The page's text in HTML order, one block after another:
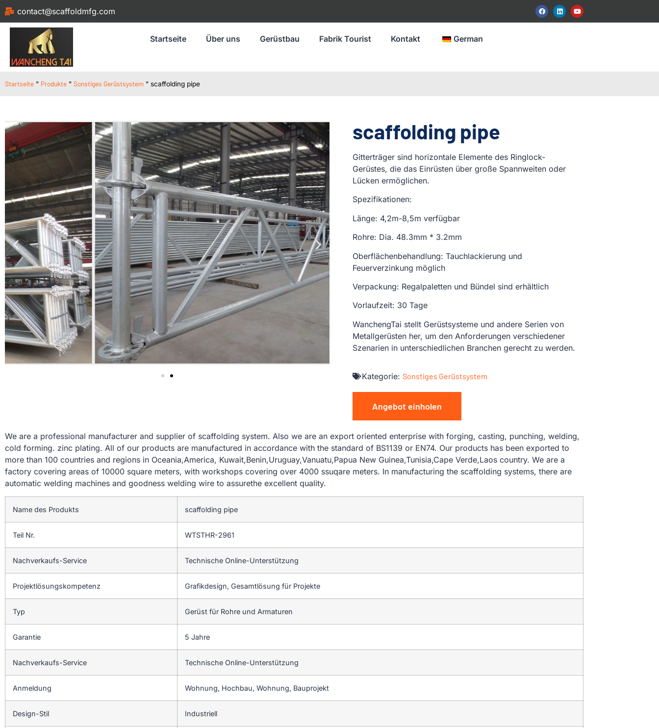
contact@scaffoldmfg.com
Startseite Über uns Gerüstbau Fabrik Tourist Kontakt German
Startseite " Produkte " Sonstiges Gerüstsystem " scaffolding pipe
scaffolding pipe
Gitterträger sind horizontale Elemente des Ringlock-
Gerüstes, die das Einrüsten über große Spannweiten oder
Lücken ermöglichen.
Spezifikationen:
Länge: 4,2m-8,5m verfügbar
Rohre: Dia. 48.3mm * 3.2mm
Oberflächenbehandlung: Tauchlackierung und
Feuerverzinkung möglich
Verpackung: Regalpaletten und Bündel sind erhältlich
Vorlaufzeit: 30 Tage
WanchengTai stellt Gerüstsysteme und andere Serien von
Metallgerüsten her, um den Anforderungen verschiedener
Szenarien in unterschiedlichen Branchen gerecht zu werden.
Kategorie: Sonstiges Gerüstsystem
Angebot einholen
We are a professional manufacturer and supplier of scaffolding system. Also we are an export oriented enterprise with forging, casting, punching, welding,
cold forming. zinc plating. All of our products are manufactured in accordance with the standard of BS1139 or EN74. Our products has been exported to
more than 100 countries and regions in Oceania,America, Kuwait,Benin,Uruguay,Vanuatu,Papua New Guinea,Tunisia,Cape Verde,Laos country. We are a
factory covering areas of 10000 square meters, with workshops covering over 4000 ssuqare meters. In manufacturing the scaffolding systems, there are
automatic welding machines and goodness welding wire to assurethe excellent quality.
Name des Produkts scaffolding pipe
Teil Nr. WTSTHR-2961
Nachverkaufs-Service Technische Online-Unterstützung
Projektlösungskompetenz Grafikdesign, Gesamtlösung für Projekte
Typ Gerüst für Rohre und Armaturen
Garantie 5 Jahre
Nachverkaufs-Service Technische Online-Unterstützung
Anmeldung Wohnung, Hochbau, Wohnung, Bauprojekt
Design-Stil Industriell